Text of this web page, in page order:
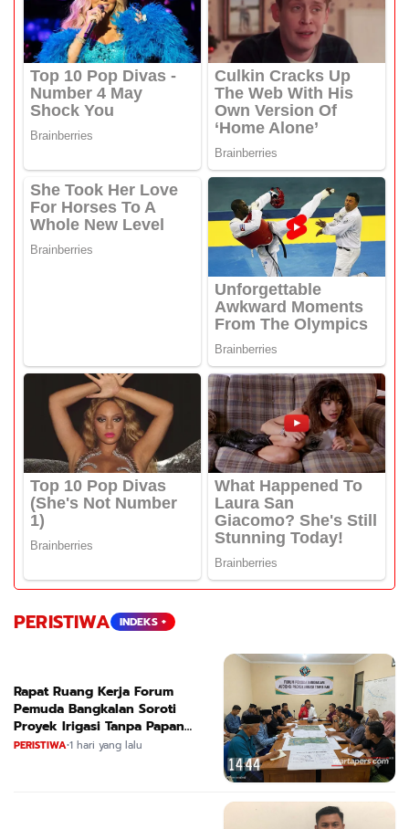
PERISTIWA INDEKS +
Rapat Ruang Kerja Forum
Pemuda Bangkalan Soroti
Proyek Irigasi Tanpa Papan
Nama
PERISTIWA•1 hari yang lalu